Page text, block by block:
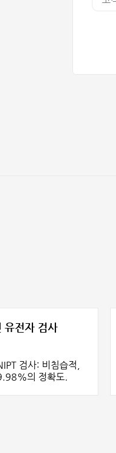
유전자 검사
검사: 비침습적,
의 정확도.